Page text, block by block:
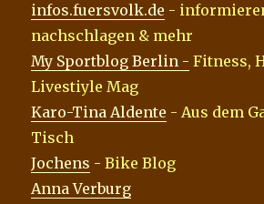
infos.fuersvolk.de -
nachschlagen & mehr
My Sportblog Berlin - Fitness,
Livestiyle Mag
Karo-Tina Aldente - Aus dem
Tisch
Jochens - Bike Blog
Anna Verburg